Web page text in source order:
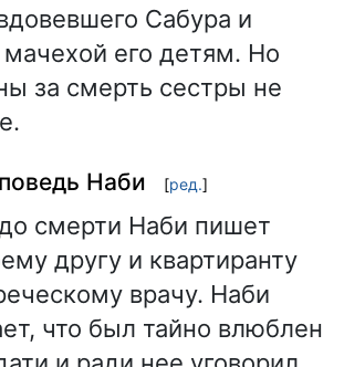
Сабура и
мачехой его детям. Но
за смерть сестры не
Наби [ред.]
смерти Наби пишет
другу и квартиранту
врачу. Наби
что был тайно влюблен